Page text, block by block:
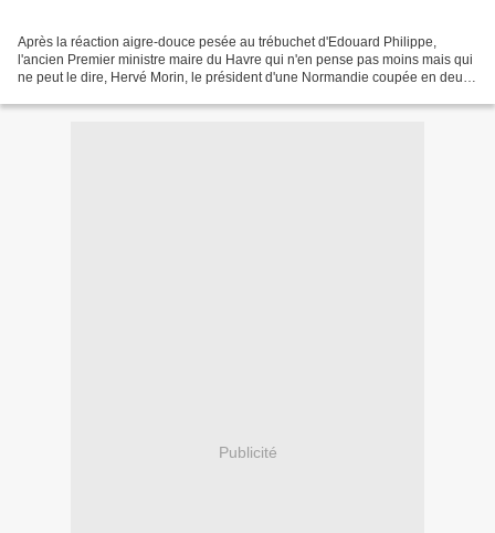
Après la réaction aigre-douce pesée au trébuchet d'Edouard Philippe,
l'ancien Premier ministre maire du Havre qui n'en pense pas moins mais qui
ne peut le dire, Hervé Morin, le président d'une Normandie coupée en deux
Publicité